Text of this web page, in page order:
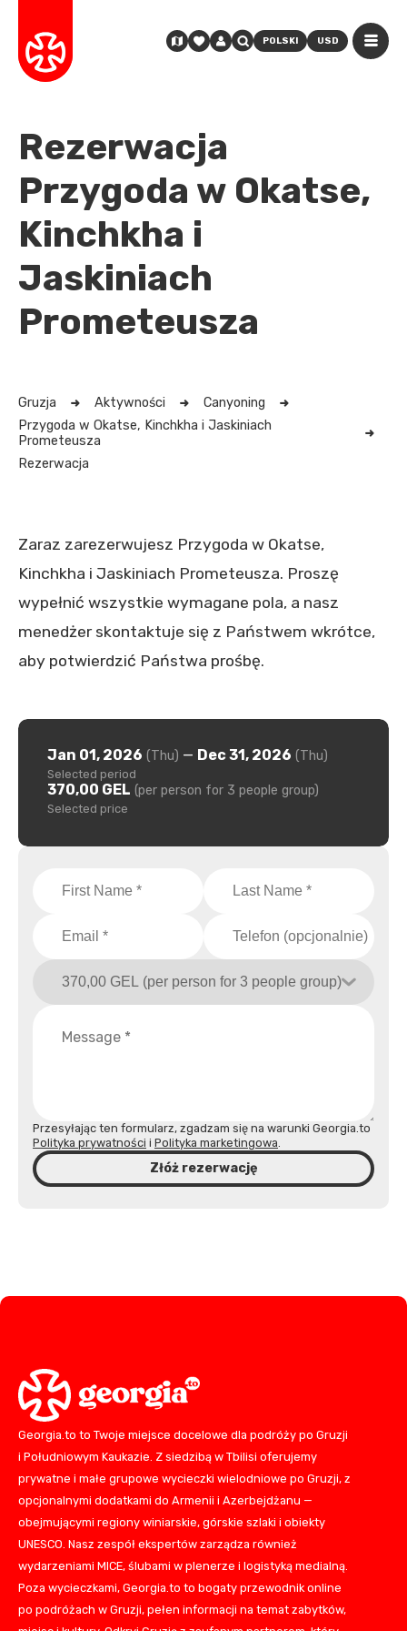
POLSKI USD
Rezerwacja
Przygoda w Okatse,
Kinchkha i
Jaskiniach
Prometeusza
Gruzja Aktywności
Canyoning
Przygoda w Okatse, Kinchkha i Jaskiniach
Prometeusza
Rezerwacja
Zaraz zarezerwujesz Przygoda w Okatse,
Kinchkha i Jaskiniach Prometeusza. Proszę
wypełnić wszystkie wymagane pola, a nasz
menedżer skontaktuje się z Państwem wkrótce,
aby potwierdzić Państwa prośbę.
Przesyłając ten formularz, zgadzam się na warunki Georgia.to
Polityka prywatności i Polityka marketingowa.
Złóż rezerwację
Jan 01, 2026 (Thu) — Dec 31, 2026 (Thu)
Selected period
370,00 GEL (per person for 3 people group)
Selected price
Georgia.to to Twoje miejsce docelowe dla podróży po Gruzji
i Południowym Kaukazie. Z siedzibą w Tbilisi oferujemy
prywatne i małe grupowe wycieczki wielodniowe po Gruzji, z
opcjonalnymi dodatkami do Armenii i Azerbejdżanu —
obejmującymi regiony winiarskie, górskie szlaki i obiekty
UNESCO. Nasz zespół ekspertów zarządza również
wydarzeniami MICE, ślubami w plenerze i logistyką medialną.
Poza wycieczkami, Georgia.to to bogaty przewodnik online
po podróżach w Gruzji, pełen informacji na temat zabytków,